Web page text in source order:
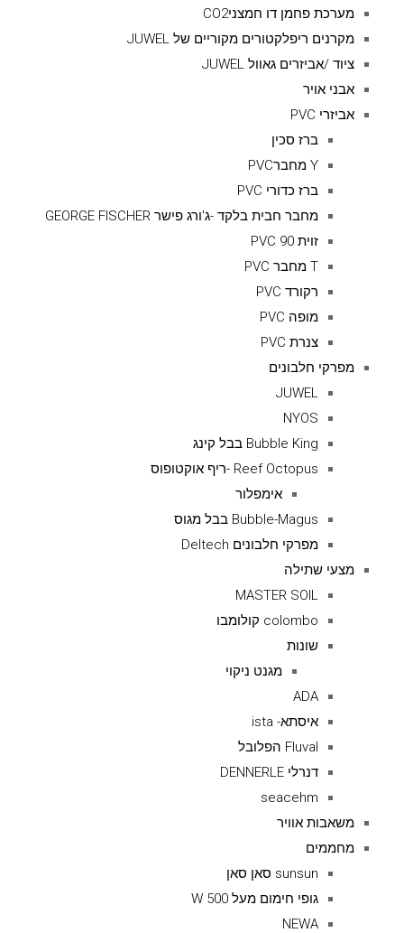
מערכת פחמן דו חמצניCO2
מקרנים ריפלקטורים מקוריים של JUWEL
ציוד /אביזרים גאוול JUWEL
אבני אויר
אביזרי PVC
ברז סכין
Y מחברPVC
ברז כדורי PVC
מחבר חבית בלקד -ג'ורג פישר GEORGE FISCHER
זוית 90 PVC
T מחבר PVC
רקורד PVC
מופה PVC
צנרת PVC
מפרקי חלבונים
JUWEL
NYOS
Bubble King בבל קינג
Reef Octopus -ריף אוקטופוס
אימפלור
Bubble-Magus בבל מגוס
מפרקי חלבונים Deltech
מצעי שתילה
MASTER SOIL
colombo קולומבו
שונות
מגנט ניקוי
ADA
איסתא- ista
Fluval הפלובל
דנרלי DENNERLE
seacehm
משאבות אוויר
מחממים
sunsun סאן סאן
גופי חימום מעל 500 W
NEWA